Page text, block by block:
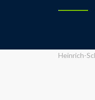
Heinrich-